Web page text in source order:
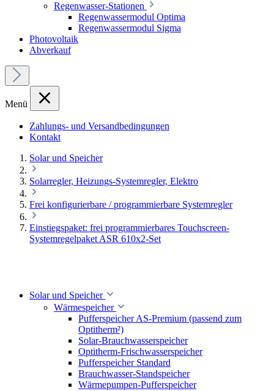
Regenwasser-Stationen
Regenwassermodul Optima
Regenwassermodul Sigma
Photovoltaik
Abverkauf
Menü
Zahlungs- und Versandbedingungen
Kontakt
Solar und Speicher
Solarregler, Heizungs-Systemregler, Elektro
Frei konfigurierbare / programmierbare Systemregler
Einstiegspaket: frei programmierbares Touchscreen-
Systemregelpaket ASR 610x2-Set
Solar und Speicher
Wärmespeicher
Pufferspeicher AS-Premium (passend zum
Optitherm²)
Solar-Brauchwasserspeicher
Optitherm-Frischwasserspeicher
Pufferspeicher Standard
Brauchwasser-Standspeicher
Wärmepumpen-Pufferspeicher